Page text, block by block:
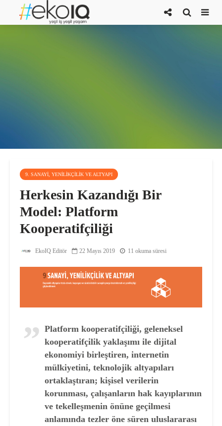
9. SANAYI, YENILIKÇILIK VE ALTYAPI
Herkesin Kazandığı Bir
Model: Platform
Kooperatifçiliği
EkoIQ Editör 22 Mayıs 2019 11 okuma süresi
Platform kooperatifçiliği, geleneksel
kooperatifçilik yaklaşımı ile dijital
ekonomiyi birleştiren, internetin
mülkiyetini, teknolojik altyapıları
ortaklaştıran; kişisel verilerin
korunması, çalışanların hak kayıplarının
ve tekelleşmenin önüne geçilmesi
anlamında tezler öne süren uluslararası